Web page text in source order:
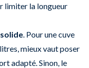
limiter la longueur
. Pour une cuve
mieux vaut poser
adapté. Sinon, le